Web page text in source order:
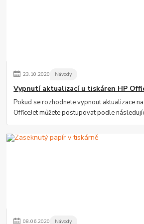
23.10.2020 Návody
Vypnutí aktualizací u tiskáren HP
Pokud se rozhodnete vypnout aktualizace
OfficeJet můžete postupovat podle
08.06.2020 Návody